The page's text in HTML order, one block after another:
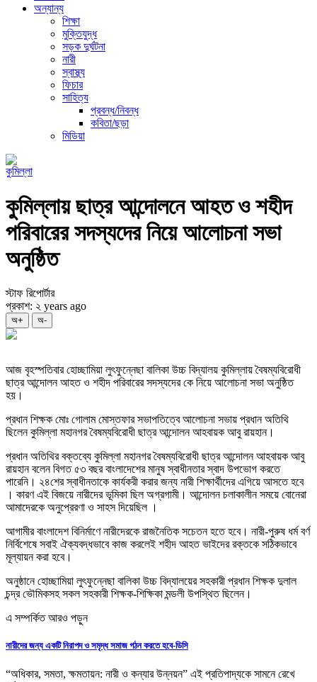
অন্যান্য
শিক্ষা
মুক্তিযুদ্ধ
সড়ক দুর্ঘটনা
নারী
স্বাস্থ্য
ফিচার
সাহিত্য
প্রবন্ধ/নিবন্ধ
কবিতা/ছড়া
মিডিয়া
কুমিল্লা
কুমিল্লায় ছাত্র আন্দোলনে আহত ও শহীদ
পরিবারের সদস্যদের নিয়ে আলোচনা সভা
অনুষ্ঠিত
স্টাফ রিপোর্টার
প্রকাশ: ২ years ago
অ+ অ-
আজ বৃহস্পতিবার হোচ্ছামিয়া লুৎফুন্নেছা বালিকা উচ্চ বিদ্যালয় কুমিল্লায় বৈষম্যবিরোধী
ছাত্র আন্দোলন আহত ও শহীদ পরিবারের সদস্যদের কে নিয়ে আলোচনা সভা অনুষ্ঠিত
হয়।
প্রধান শিক্ষক মোঃ গোলাম মোস্তফার সভাপতিত্বে আলোচনা সভায় প্রধান অতিথি
ছিলেন কুমিল্লা মহানগর বৈষম্যবিরোধী ছাত্র আন্দোলন আহবায়ক আবু রায়হান।
প্রধান অতিথির বক্তব্যে কুমিল্লা মহানগর বৈষম্যবিরোধী ছাত্র আন্দোলন আহবায়ক আবু
রায়হান বলেন বিগত ৫৩ বছর বাংলাদেশের মানুষ স্বাধীনতার স্বাদ উপভোগ করতে
পারেনি। ২৪শের স্বাধীনতাকে কার্যকরী করার জন্য নারী শিক্ষার্থীদের এগিয়ে আসতে হবে
। কারণ এই বিজয়ে নারীদের ভূমিকা ছিল অগ্রগামী। আন্দোলন চলাকালীন সময়ে বোনেরা
আমাদেরকে অনুপ্রেরণা ও সাহস দিয়েছিল ।
আগামীর বাংলাদেশ বিনির্মাণে নারীদেরকে রাজনৈতিক সচেতন হতে হবে। নারী-পুরুষ ধর্ম বর্ণ
নির্বিশেষে সবাই ঐক্যবদ্ধভাবে কাজ করলেই শহীদ আহত ভাইদের রক্তকে সঠিকভাবে
মূল্যায়ন করা হবে।
অনুষ্ঠানে হোচ্ছামিয়া লুৎফুন্নেছা বালিকা উচ্চ বিদ্যালয়ের সহকারী প্রধান শিক্ষক দুলাল
চন্দ্র ভৌমিকসহ সকল সহকারী শিক্ষক-শিক্ষিকা মন্ডলী উপস্থিত ছিলেন।
এ সম্পর্কিত আরও পড়ুন
নারীদের জন্য একটি নিরাপদ ও সমৃদ্ধ সমাজ গঠন করতে হবে-ডিসি
“অধিকার, সমতা, ক্ষমতায়ন: নারী ও কন্যার উন্নয়ন” এই প্রতিপাদ্যকে সামনে রেখে